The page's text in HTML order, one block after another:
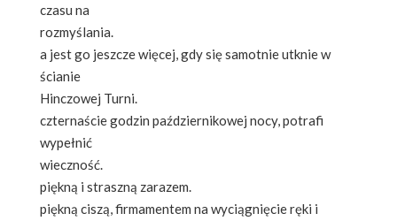
czasu na
rozmyślania.
a jest go jeszcze więcej, gdy się samotnie utknie w
ścianie
Hinczowej Turni.
czternaście godzin październikowej nocy, potrafi
wypełnić
wieczność.
piękną i straszną zarazem.
piękną ciszą, firmamentem na wyciągnięcie ręki i